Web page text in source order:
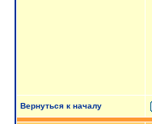
Вернуться к началу